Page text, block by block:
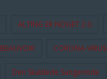
ALTING ER NOGET 2.0
BEAUVOIR CORONA-VIRUS
Den Skaldede Sangerinde